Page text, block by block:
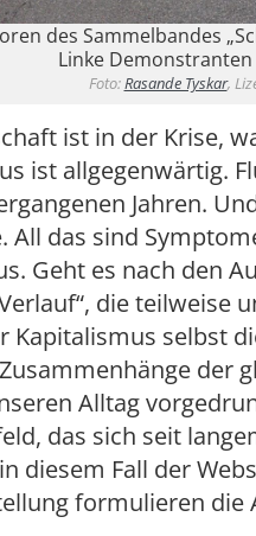
des Sammelbandes
Linke
Foto:Rasande Tyskar,
ist in der Krise,
ist allgegenwärtig.
Jahren.
All das sind
Geht es nach den
die teilweise
Kapitalismus selbst
der
Alltag
das sich seit
diesem Fall der
formulieren die